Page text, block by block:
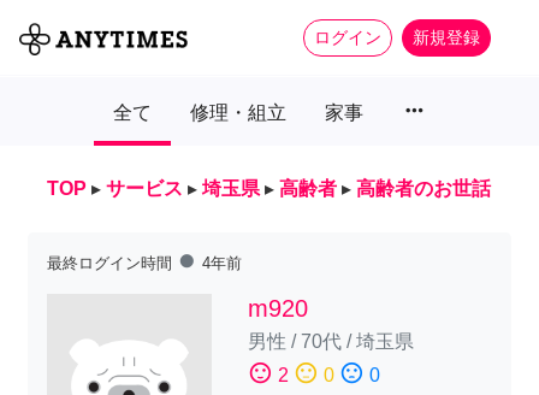
ログイン 新規登録
全て 修理・組立 家事 more_horiz
TOP ▸ サービス ▸ 埼玉県 ▸ 高齢者 ▸ 高齢者のお世話
最終ログイン時間 fiber_manual_record 4年前
m920
男性 /70代/埼玉県
sentiment_satisfied 2 sentiment_neutral 0 sentiment_dissatisfied 0